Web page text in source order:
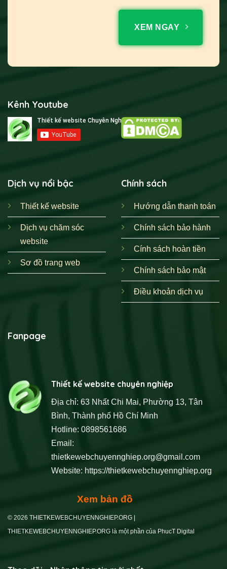
XEM NGAY
Kênh Youtube
Dịch vụ nổi bậc
Thiết kế website
Dịch vụ chăm sóc
website
Sơ đồ trang web
Chính sách
Hướng dẫn thanh toán
Chính sách bảo hành
Cính sách hoàn tiền
Chính sách bảo mật
Điều khoản dịch vụ
Fanpage
Thiết kế website chuyên nghiệp
Địa chỉ: 63 Nhất Chi Mai, Phường 13, Tân
Bình, Thành phố Hồ Chí Minh
Hotline: 0898561686
Email:
thietkewebchuyennghiep.org@gmail.com
Website: https://thietkewebchuyennghiep.org
Xem bản đồ
© 2026 THIETKEWEBCHUYENNGHIEP.ORG |
THIETKEWEBCHUYENNGHIEP.ORG là một phần của PhucT Digital